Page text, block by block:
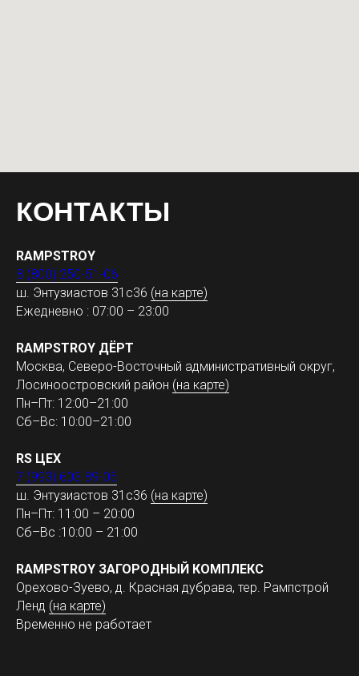
КОНТАКТЫ
RAMPSTROY
8 (800) 250-51-06
ш. Энтузиастов 31с36 (на карте)
Ежедневно : 07:00 – 23:00
RAMPSTROY ДЁРТ
Москва, Северо-Восточный административный округ,
Лосиноостровский район (на карте)
Пн–Пт: 12:00–21:00
Сб–Вс: 10:00–21:00
RS ЦЕХ
7 (993) 603 89-05
ш. Энтузиастов 31с36 (на карте)
Пн–Пт: 11:00 – 20:00
Сб–Вс :10:00 – 21:00
RAMPSTROY ЗАГОРОДНЫЙ КОМПЛЕКС
Орехово-Зуево, д. Красная дубрава, тер. Рампстрой
Ленд (на карте)
Временно не работает